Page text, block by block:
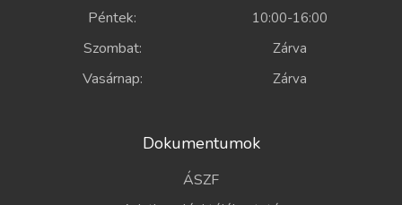
Péntek: 10:00-16:00
Szombat: Zárva
Vasárnap: Zárva
Dokumentumok
ÁSZF